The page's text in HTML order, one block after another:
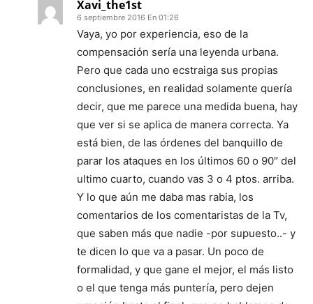
Xavi_the1st
6 septiembre 2016 En 01:26
Vaya, yo por experiencia, eso de la
compensación sería una leyenda urbana.
Pero que cada uno ecstraiga sus propias
conclusiones, en realidad solamente quería
decir, que me parece una medida buena, hay
que ver si se aplica de manera correcta. Ya
está bien, de las órdenes del banquillo de
parar los ataques en los últimos 60 o 90″ del
ultimo cuarto, cuando vas 3 o 4 ptos. arriba.
Y lo que aún me daba mas rabia, los
comentarios de los comentaristas de la Tv,
que saben más que nadie -por supuesto..- y
te dicen lo que va a pasar. Un poco de
formalidad, y que gane el mejor, el más listo
o el que tenga más puntería, pero dejen